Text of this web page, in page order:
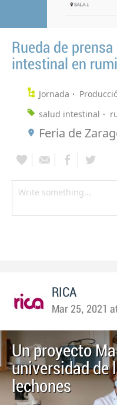
Rueda de
intestinal en
Jornada
salud intestinal
Feria de
RICA
Mar 25, 2021
Un proyecto
universidad de
lechones